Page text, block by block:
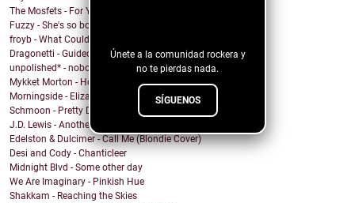
Únete a la comunidad rockera y
no te pierdas nada.
SÍGUENOS
The Mosfets - For You
Fuzzy - She's so bored
froyb - What Could I Do To Deserve You?
Dragonetti - Guided by Stars
unpolished* - nobody knows
Mykket Morton - Home
Morningside - Elizabeth
Schmoon - Pretty Darn Pretty
J.D. Lewis - Another Life
Edelston & Dulcimer - Call Me (Blondie Cover)
Desi and Cody - Chanticleer
Midnight Blvd - Some other day
We Are Imaginary - Pinkish Hue
Shakkam - Reaching the Skies